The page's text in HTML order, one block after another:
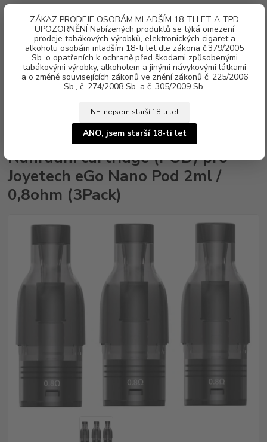
ZÁKAZ PRODEJE OSOBÁM MLADŠÍM 18-TI LET A TPD
UPOZORNĚNÍ Nabízených produktů se týká omezení
prodeje tabákových výrobků, elektronických cigaret a
alkoholu osobám mladším 18-ti let dle zákona č.379/2005
Sb. o opatřeních k ochraně před škodami způsobenými
tabákovými výrobky, alkoholem a jinými návykovými látkami
a o změně souvisejících zákonů ve znění zákonů č. 225/2006
Sb., č. 274/2008 Sb. a č. 305/2009 Sb.
NE, nejsem starší 18-ti let
ANO, jsem starší 18-ti let
Menu
za0 Kč
pro Joyetech eGo Nano Pod 2ml / 0,8ohm (3Pack)
Náhradní cartridge (POD) pro
Joyetech eGo Nano Pod 2ml /
0,8ohm (3Pack)